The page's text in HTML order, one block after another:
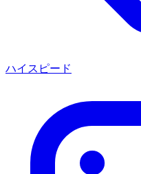
ハイスピード